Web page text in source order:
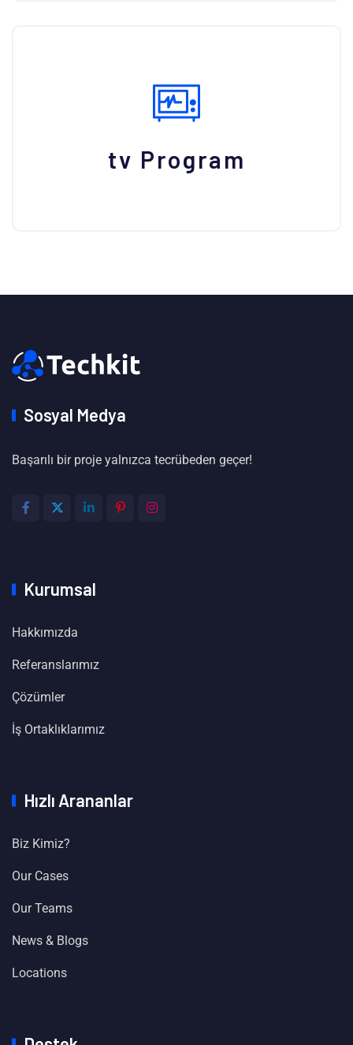
tv Program
Sosyal Medya
Başarılı bir proje yalnızca tecrübeden geçer!
Kurumsal
Hakkımızda
Referanslarımız
Çözümler
İş Ortaklıklarımız
Hızlı Arananlar
Biz Kimiz?
Our Cases
Our Teams
News & Blogs
Locations